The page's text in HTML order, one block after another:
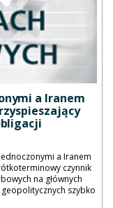
a Iranem
a Iranem
czynnik
na głównych
szybko